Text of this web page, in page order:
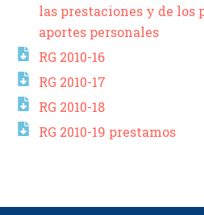
las prestaciones y de los
aportes personales
RG 2010-16
RG 2010-17
RG 2010-18
RG 2010-19 prestamos